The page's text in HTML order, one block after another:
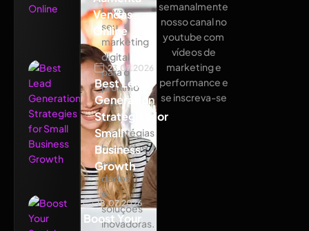
Vendas
Online
23.07.2026
Best Lead
Generation
Strategies for
Small
Business
Growth
18.07.2026
Boost Your
Leve
seu
marketing
digital
para o
próximo
nível
com
estratégias
baseadas
em
dados
e
soluções
inovadoras.
semanalmente
nosso canal no
youtube com
vídeos de
marketing e
performance e
se inscreva-se